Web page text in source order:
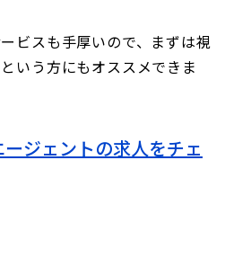
ビスも手厚いので、まずは視
いう方にもオススメできま
ジェントの求人をチェ